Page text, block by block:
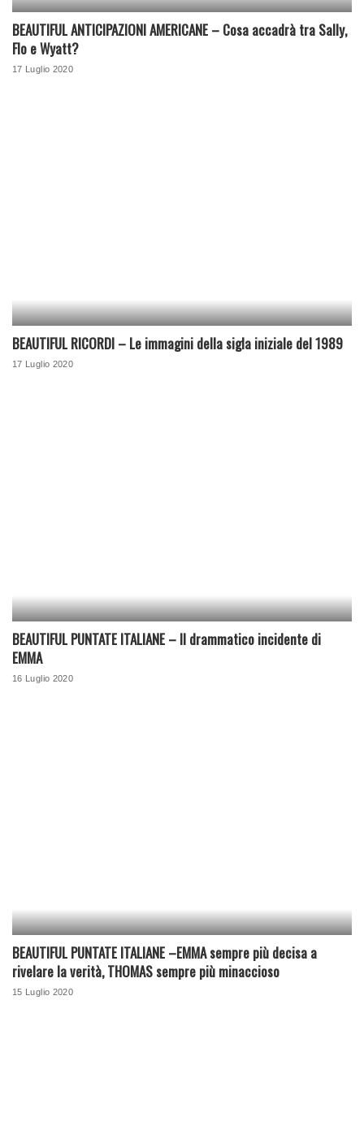
BEAUTIFUL ANTICIPAZIONI AMERICANE – Cosa accadrà tra Sally,
Flo e Wyatt?
17 Luglio 2020
BEAUTIFUL RICORDI – Le immagini della sigla iniziale del 1989
17 Luglio 2020
BEAUTIFUL PUNTATE ITALIANE – Il drammatico incidente di
EMMA
16 Luglio 2020
BEAUTIFUL PUNTATE ITALIANE –EMMA sempre più decisa a
rivelare la verità, THOMAS sempre più minaccioso
15 Luglio 2020